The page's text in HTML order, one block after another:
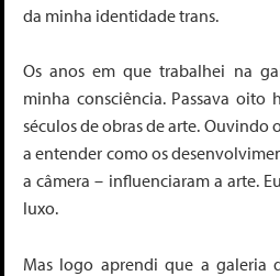
da minha identidade trans.
Os anos em que trabalhei na
minha consciência. Passava oito
séculos de obras de arte. Ouvindo
a entender como os
a câmera – influenciaram a arte.
luxo.
Mas logo aprendi que a galeria